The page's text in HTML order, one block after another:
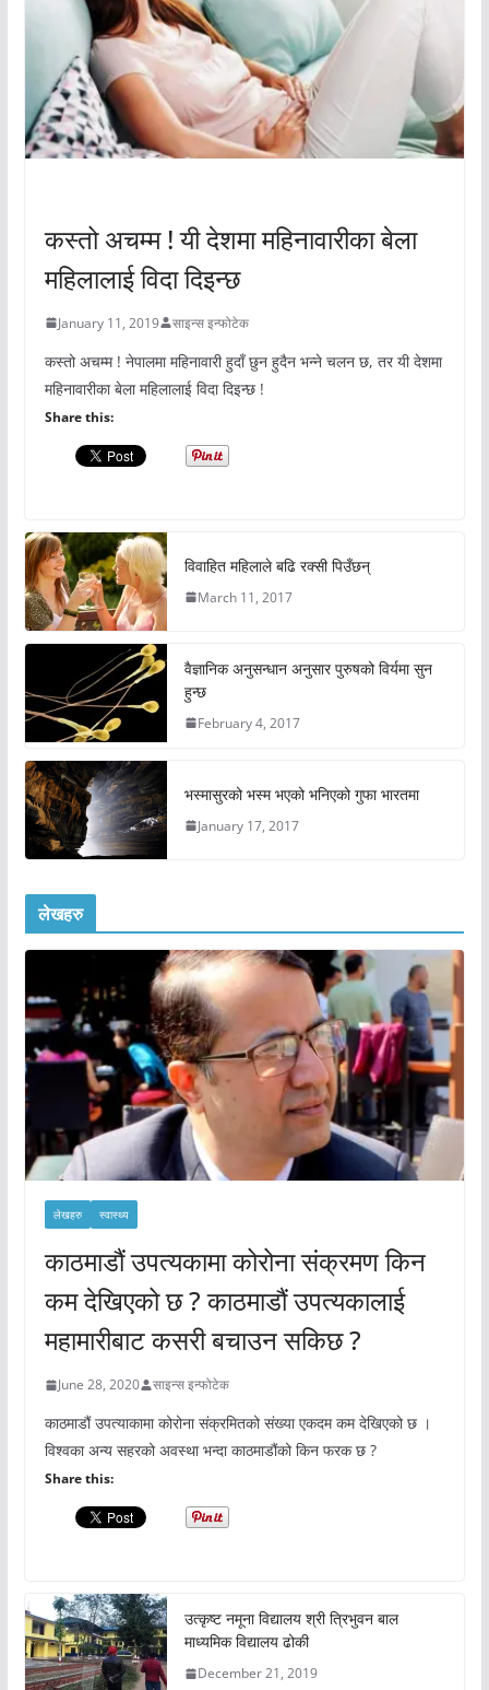
कस्तो अचम्म ! यी देशमा महिनावारीका बेला
महिलालाई विदा दिइन्छ
January 11, 2019 साइन्स इन्फोटेक
कस्तो अचम्म ! नेपालमा महिनावारी हुदाँ छुन हुदैन भन्ने चलन छ, तर यी देशमा
महिनावारीका बेला महिलालाई विदा दिइन्छ !
Share this:
विवाहित महिलाले बढि रक्सी पिउँछन्
March 11, 2017
वैज्ञानिक अनुसन्धान अनुसार पुरुषको विर्यमा सुन
हुन्छ
February 4, 2017
भस्मासुरको भस्म भएको भनिएको गुफा भारतमा
January 17, 2017
लेखहरु
लेखहरु स्वास्थ्य
काठमाडौं उपत्यकामा कोरोना संक्रमण किन
कम देखिएको छ ? काठमाडौं उपत्यकालाई
महामारीबाट कसरी बचाउन सकिछ ?
June 28, 2020 साइन्स इन्फोटेक
काठमाडौं उपत्याकामा कोरोना संक्रमितको संख्या एकदम कम देखिएको छ ।
विश्वका अन्य सहरको अवस्था भन्दा काठमाडौंको किन फरक छ ?
Share this:
उत्कृष्ट नमूना विद्यालय श्री त्रिभुवन बाल
माध्यमिक विद्यालय ढोकी
December 21, 2019